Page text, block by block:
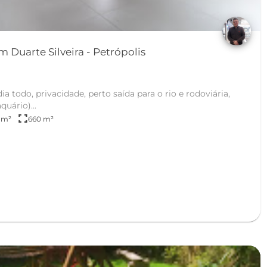
Casa de Condominio em Duarte Silveira - Petrópolis
todo, privacidade, perto saída para o rio e rodoviária,
fullscreen660 m²